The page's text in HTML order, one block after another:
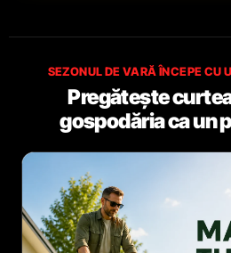
SEZONUL DE VARĂ ÎNCEPE CU
Pregătește
gospodăria ca un